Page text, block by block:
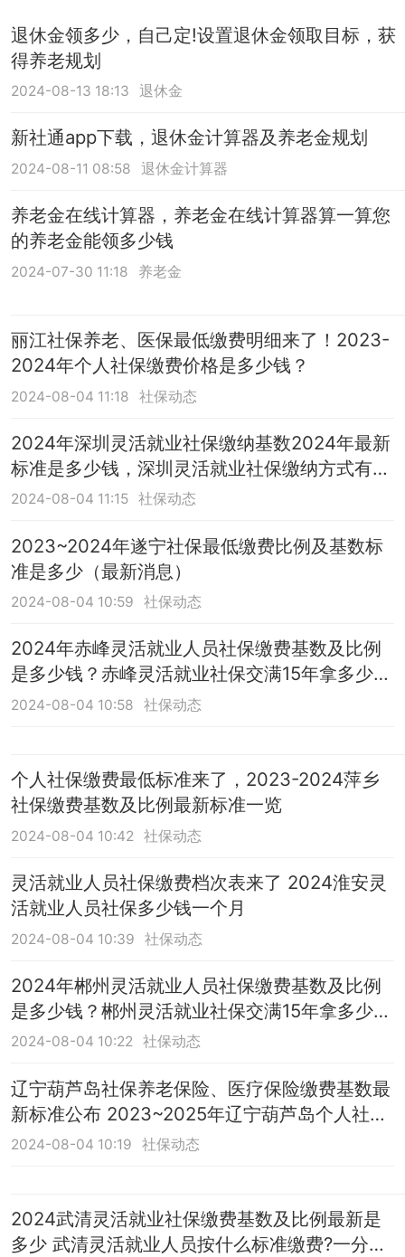
退休金领多少，自己定!设置退休金领取目标，获
得养老规划
2024-08-13 18:13 退休金
新社通app下载，退休金计算器及养老金规划
2024-08-11 08:58 退休金计算器
养老金在线计算器，养老金在线计算器算一算您
的养老金能领多少钱
2024-07-30 11:18 养老金
丽江社保养老、医保最低缴费明细来了！2023-
2024年个人社保缴费价格是多少钱？
2024-08-04 11:18 社保动态
2024年深圳灵活就业社保缴纳基数2024年最新
标准是多少钱，深圳灵活就业社保缴纳方式有哪
些
2024-08-04 11:15 社保动态
2023~2024年遂宁社保最低缴费比例及基数标
准是多少（最新消息）
2024-08-04 10:59 社保动态
2024年赤峰灵活就业人员社保缴费基数及比例
是多少钱？赤峰灵活就业社保交满15年拿多少
钱？
2024-08-04 10:58 社保动态
个人社保缴费最低标准来了，2023-2024萍乡
社保缴费基数及比例最新标准一览
2024-08-04 10:42 社保动态
灵活就业人员社保缴费档次表来了 2024淮安灵
活就业人员社保多少钱一个月
2024-08-04 10:39 社保动态
2024年郴州灵活就业人员社保缴费基数及比例
是多少钱？郴州灵活就业社保交满15年拿多少
钱？
2024-08-04 10:22 社保动态
辽宁葫芦岛社保养老保险、医疗保险缴费基数最
新标准公布 2023~2025年辽宁葫芦岛个人社保
需要交多少钱一个月？（全文）
2024-08-04 10:19 社保动态
2024武清灵活就业社保缴费基数及比例最新是
多少 武清灵活就业人员按什么标准缴费?一分钟